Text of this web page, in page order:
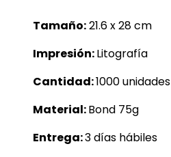
Tamaño:21.6 x 28 cm
Impresión:Litografía
Cantidad:1000 unidades
Material:Bond 75g
Entrega:3 días hábiles